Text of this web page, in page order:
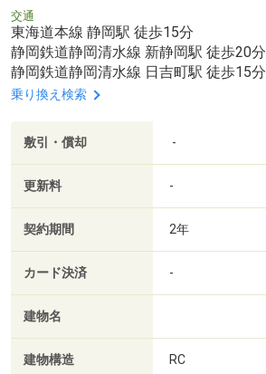
交通
東海道本線 静岡駅 徒歩15分
静岡鉄道静岡清水線 新静岡駅 徒歩20分
静岡鉄道静岡清水線 日吉町駅 徒歩15分
乗り換え検索
敷引・償却 -
更新料 -
契約期間 2年
カード決済 -
建物名
建物構造 RC